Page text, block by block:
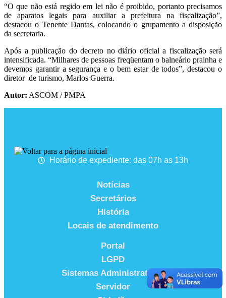
“O que não está regido em lei não é proibido, portanto precisamos
de aparatos legais para auxiliar a prefeitura na fiscalização”,
destacou o Tenente Dantas, colocando o grupamento a disposição
da secretaria.
Após a publicação do decreto no diário oficial a fiscalização será
intensificada. “Milhares de pessoas freqüentam o balneário prainha e
devemos garantir a segurança e o bem estar de todos”, destacou o
diretor de turismo, Marlos Guerra.
Autor: ASCOM / PMPA
Horário de expediente: das 07h as 13h
Notícias
Secretários
História
Locais de atendimento
Portal
LGPD
Sistemas Administrativos
Servidor